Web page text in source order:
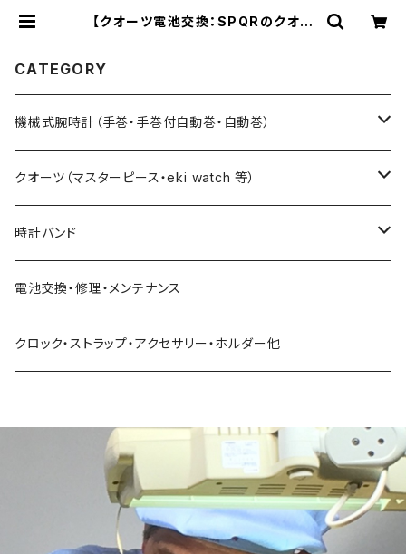
【クオーツ電池交換：SPQRのクオー
CATEGORY
機械式腕時計（手巻・手巻付自動巻・自動巻）
藤原和博プロデュース（限定モデル）
限定モデル
urushi kiso 機械式
中仙道モデル
手巻腕時計 THE SPQR
限定モデル
五十嵐威暢デザイン
手巻提げ SUPERIORE（スーペリオーレ）
Ventuno pr パワーリザーブ
Ventuno pr-nc パワーリザーブノンカレ
手巻付自動巻小型サイズ
自動巻デイデイト Ventuno dd
クオーツ（マスターピース・eki watch 等）
限定モデル
藤原和博プロデュース（限定）
定番クオーツ
masterpiece dd
五十嵐威暢デザイン
時計バンド
クロコダイル（20・18・17・14mm）
SOMESレザー・シート革（20・18・17・14ｍｍ）
ドレスバンド（20・17・14mm）
手巻・漆機械式・有田焼機械式用（20mm）
電池交換・修理・メンテナンス
クロック・ストラップ・アクセサリー・ホルダー他